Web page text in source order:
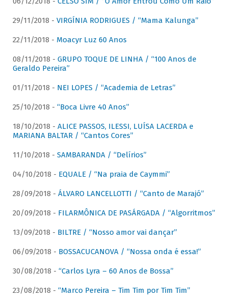
29/11/2018 - VIRGÍNIA RODRIGUES / “Mama Kalunga”
22/11/2018 - Moacyr Luz 60 Anos
08/11/2018 - GRUPO TOQUE DE LINHA / “100 Anos de
Geraldo Pereira”
01/11/2018 - NEI LOPES / “Academia de Letras”
25/10/2018 - “Boca Livre 40 Anos”
18/10/2018 - ALICE PASSOS, ILESSI, LUÍSA LACERDA e
MARIANA BALTAR / “Cantos Cores”
11/10/2018 - SAMBARANDA / “Delírios”
04/10/2018 - EQUALE / “Na praia de Caymmi”
28/09/2018 - ÁLVARO LANCELLOTTI / “Canto de Marajó”
20/09/2018 - FILARMÔNICA DE PASÁRGADA / “Algorritmos”
13/09/2018 - BILTRE / “Nosso amor vai dançar”
06/09/2018 - BOSSACUCANOVA / “Nossa onda é essa!”
30/08/2018 - “Carlos Lyra – 60 Anos de Bossa”
23/08/2018 - “Marco Pereira – Tim Tim por Tim Tim”